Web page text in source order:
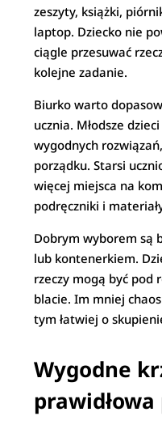
zeszyty, książki,
laptop. Dziecko nie
ciągle przesuwać
kolejne zadanie.
Biurko warto
ucznia. Młodsze
wygodnych
porządku. Starsi
więcej miejsca na
podręczniki i
Dobrym wyborem są
lub kontenerkiem.
rzeczy mogą być pod
blacie. Im mniej
tym łatwiej o
Wygodne